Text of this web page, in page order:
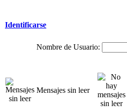
Identificarse
Nombre de Usuario:
Mensajes sin leer